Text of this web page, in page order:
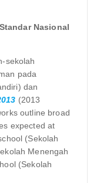
Nasional
sekolah
pada
dan
(2013
outline broad
expected at
(Sekolah
Menengah
(Sekolah